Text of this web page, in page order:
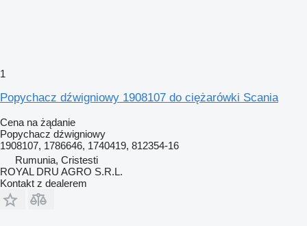
1
Popychacz dźwigniowy 1908107 do ciężarówki Scania
Cena na żądanie
Popychacz dźwigniowy
1908107, 1786646, 1740419, 812354-16
Rumunia, Cristesti
ROYAL DRU AGRO S.R.L.
Kontakt z dealerem